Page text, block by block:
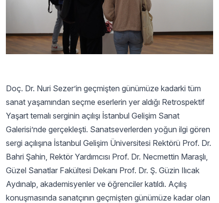
Doç. Dr. Nuri Sezer’in geçmişten günümüze kadarki tüm
sanat yaşamından seçme eserlerin yer aldığı Retrospektif
Yaşart temalı serginin açılışı İstanbul Gelişim Sanat
Galerisi’nde gerçekleşti. Sanatseverlerden yoğun ilgi gören
sergi açılışına İstanbul Gelişim Üniversitesi Rektörü Prof. Dr.
Bahri Şahin, Rektör Yardımcısı Prof. Dr. Necmettin Maraşlı,
Güzel Sanatlar Fakültesi Dekanı Prof. Dr. Ş. Güzin Ilıcak
Aydınalp, akademisyenler ve öğrenciler katıldı. Açılış
konuşmasında sanatçının geçmişten günümüze kadar olan